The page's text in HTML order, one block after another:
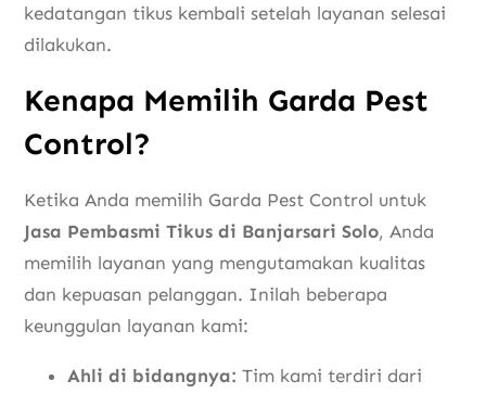
kedatangan tikus kembali setelah layanan selesai
dilakukan.
Kenapa Memilih Garda Pest
Control?
Ketika Anda memilih Garda Pest Control untuk
Jasa Pembasmi Tikus di Banjarsari Solo, Anda
memilih layanan yang mengutamakan kualitas
dan kepuasan pelanggan. Inilah beberapa
keunggulan layanan kami:
Ahli di bidangnya: Tim kami terdiri dari